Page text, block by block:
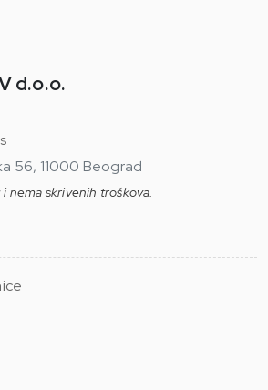
d.o.o.
56, 11000 Beograd
nema skrivenih troškova.